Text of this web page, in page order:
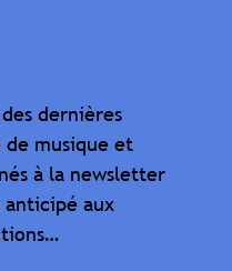
dernières
de musique et
à la newsletter
anticipé aux